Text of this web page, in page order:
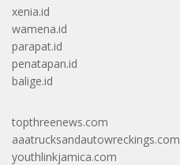
xenia.id
wamena.id
parapat.id
penatapan.id
balige.id
topthreenews.com
aaatrucksandautowreckings.com
youthlinkjamica.com